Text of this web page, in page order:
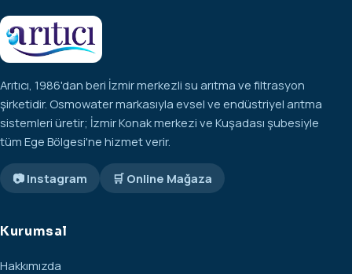
Arıtıcı, 1986'dan beri İzmir merkezli su arıtma ve filtrasyon
şirketidir. Osmowater markasıyla evsel ve endüstriyel arıtma
sistemleri üretir; İzmir Konak merkezi ve Kuşadası şubesiyle
tüm Ege Bölgesi'ne hizmet verir.
📷 Instagram 🛒 Online Mağaza
Kurumsal
Hakkımızda